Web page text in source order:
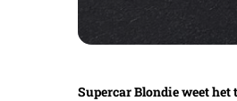
Supercar Blondie weet